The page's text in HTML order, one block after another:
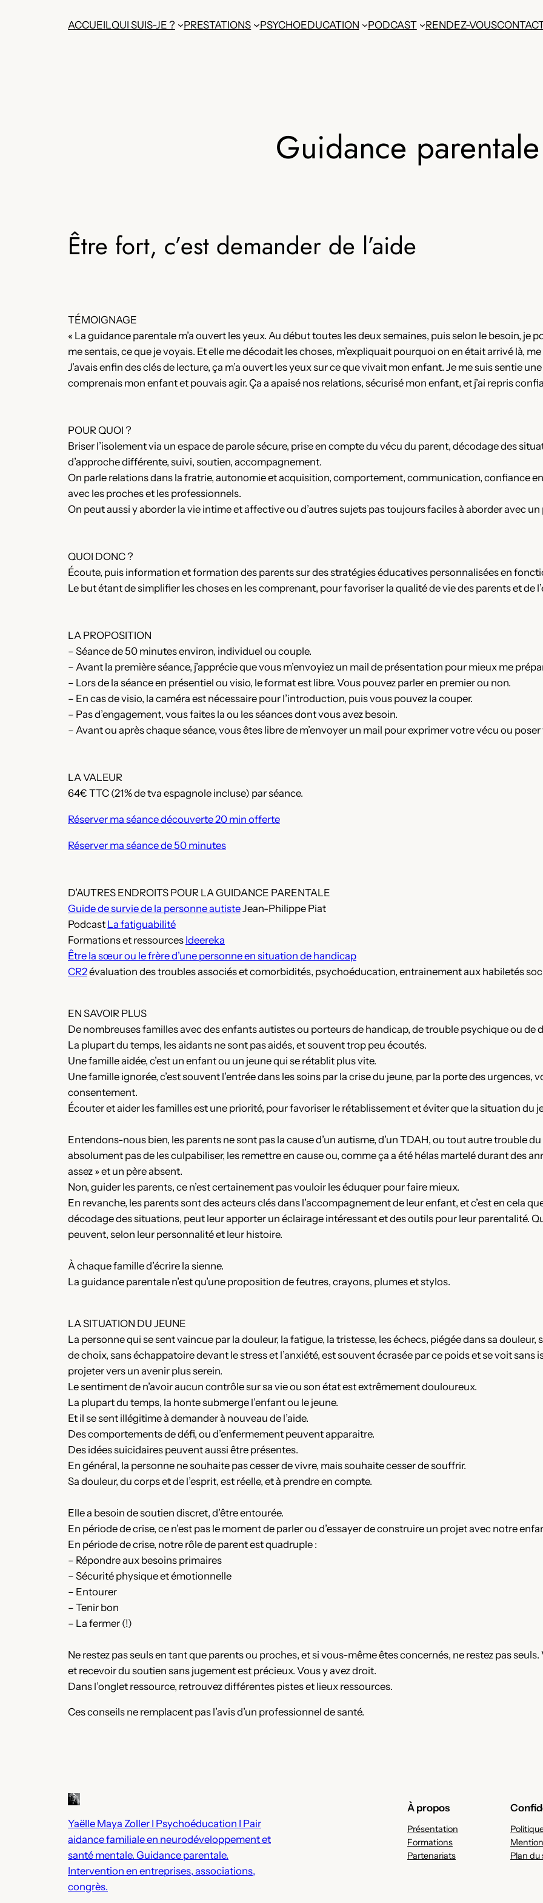
ACCUEILQUI SUIS-JE ? PRESTATIONS PSYCHOEDUCATION PODCAST RENDEZ-VOUS
Guidance parentale
Être fort, c’est demander de l’aide
TÉMOIGNAGE
« La guidance parentale m’a ouvert les yeux. Au début toutes les deux semaines, puis selon le besoin, je
me sentais, ce que je voyais. Et elle me décodait les choses, m’expliquait pourquoi on en était arrivé là,
J’avais enfin des clés de lecture, ça m’a ouvert les yeux sur ce que vivait mon enfant. Je me suis sentie
comprenais mon enfant et pouvais agir. Ça a apaisé nos relations, sécurisé mon enfant, et j’ai repris
POUR QUOI ?
Briser l’isolement via un espace de parole sécure, prise en compte du vécu du parent, décodage des
d’approche différente, suivi, soutien, accompagnement.
On parle relations dans la fratrie, autonomie et acquisition, comportement, communication, confiance
avec les proches et les professionnels.
On peut aussi y aborder la vie intime et affective ou d’autres sujets pas toujours faciles à aborder avec
QUOI DONC ?
Écoute, puis information et formation des parents sur des stratégies éducatives personnalisées en
Le but étant de simplifier les choses en les comprenant, pour favoriser la qualité de vie des parents et
LA PROPOSITION
– Séance de 50 minutes environ, individuel ou couple.
– Avant la première séance, j’apprécie que vous m’envoyiez un mail de présentation pour mieux me
– Lors de la séance en présentiel ou visio, le format est libre. Vous pouvez parler en premier ou non.
– En cas de visio, la caméra est nécessaire pour l’introduction, puis vous pouvez la couper.
– Pas d’engagement, vous faites la ou les séances dont vous avez besoin.
– Avant ou après chaque séance, vous êtes libre de m’envoyer un mail pour exprimer votre vécu ou
LA VALEUR
64€ TTC (21% de tva espagnole incluse) par séance.
Réserver ma séance découverte 20 min offerte
Réserver ma séance de 50 minutes
D’AUTRES ENDROITS POUR LA GUIDANCE PARENTALE
Guide de survie de la personne autisteJean-Philippe Piat
Podcast La fatiguabilité
Formations et ressources Ideereka
Être la sœur ou le frère d’une personne en situation de handicap
CR2évaluation des troubles associés et comorbidités, psychoéducation, entrainement aux habiletés
EN SAVOIR PLUS
De nombreuses familles avec des enfants autistes ou porteurs de handicap, de trouble psychique ou de
La plupart du temps, les aidants ne sont pas aidés, et souvent trop peu écoutés.
Une famille aidée, c’est un enfant ou un jeune qui se rétablit plus vite.
Une famille ignorée, c’est souvent l’entrée dans les soins par la crise du jeune, par la porte des urgences,
consentement.
Écouter et aider les familles est une priorité, pour favoriser le rétablissement et éviter que la situation du
Entendons-nous bien, les parents ne sont pas la cause d’un autisme, d’un TDAH, ou tout autre trouble
absolument pas de les culpabiliser, les remettre en cause ou, comme ça a été hélas martelé durant des
assez » et un père absent.
Non, guider les parents, ce n’est certainement pas vouloir les éduquer pour faire mieux.
En revanche, les parents sont des acteurs clés dans l’accompagnement de leur enfant, et c’est en cela
décodage des situations, peut leur apporter un éclairage intéressant et des outils pour leur parentalité.
peuvent, selon leur personnalité et leur histoire.
À chaque famille d’écrire la sienne.
La guidance parentale n’est qu’une proposition de feutres, crayons, plumes et stylos.
LA SITUATION DU JEUNE
La personne qui se sent vaincue par la douleur, la fatigue, la tristesse, les échecs, piégée dans sa
de choix, sans échappatoire devant le stress et l’anxiété, est souvent écrasée par ce poids et se voit sans
projeter vers un avenir plus serein.
Le sentiment de n’avoir aucun contrôle sur sa vie ou son état est extrêmement douloureux.
La plupart du temps, la honte submerge l’enfant ou le jeune.
Et il se sent illégitime à demander à nouveau de l’aide.
Des comportements de défi, ou d’enfermement peuvent apparaitre.
Des idées suicidaires peuvent aussi être présentes.
En général, la personne ne souhaite pas cesser de vivre, mais souhaite cesser de souffrir.
Sa douleur, du corps et de l’esprit, est réelle, et à prendre en compte.
Elle a besoin de soutien discret, d’être entourée.
En période de crise, ce n’est pas le moment de parler ou d’essayer de construire un projet avec notre
En période de crise, notre rôle de parent est quadruple :
– Répondre aux besoins primaires
– Sécurité physique et émotionnelle
– Entourer
– Tenir bon
– La fermer (!)
Ne restez pas seuls en tant que parents ou proches, et si vous-même êtes concernés, ne restez pas
et recevoir du soutien sans jugement est précieux. Vous y avez droit.
Dans l’onglet ressource, retrouvez différentes pistes et lieux ressources.
Ces conseils ne remplacent pas l’avis d’un professionnel de santé.
Yaëlle Maya Zoller I Psychoéducation I Pair
aidance familiale en neurodéveloppement et
santé mentale. Guidance parentale.
Intervention en entreprises, associations,
congrès.
À propos
Présentation
Formations
Partenariats
Plan du